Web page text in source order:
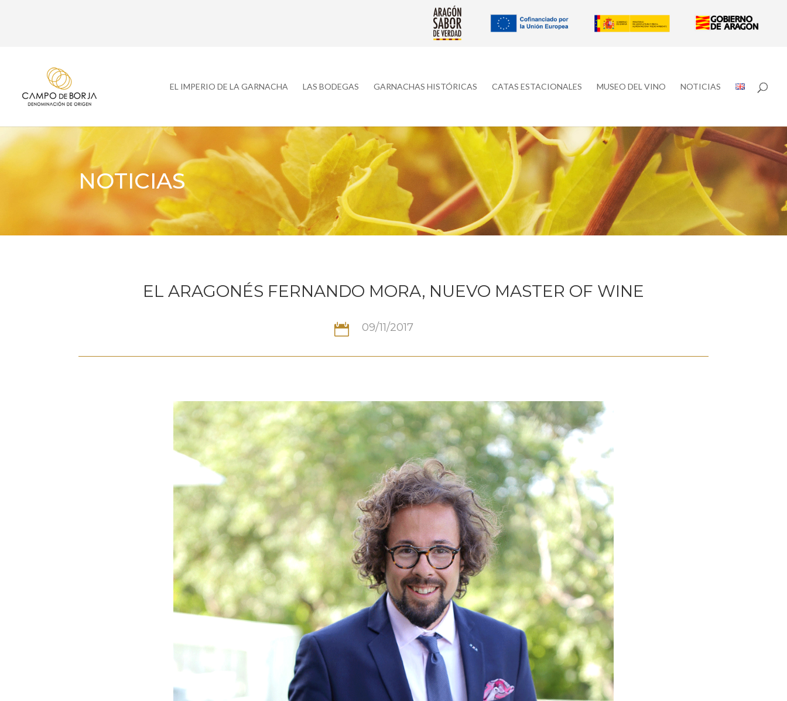
EL IMPERIO DE LA GARNACHA LAS BODEGAS GARNACHAS HISTÓRICAS CATAS ESTACIONALES MUSEO DEL VINO NOTICIAS
NOTICIAS
EL ARAGONÉS FERNANDO MORA, NUEVO MASTER OF WINE
 09/11/2017